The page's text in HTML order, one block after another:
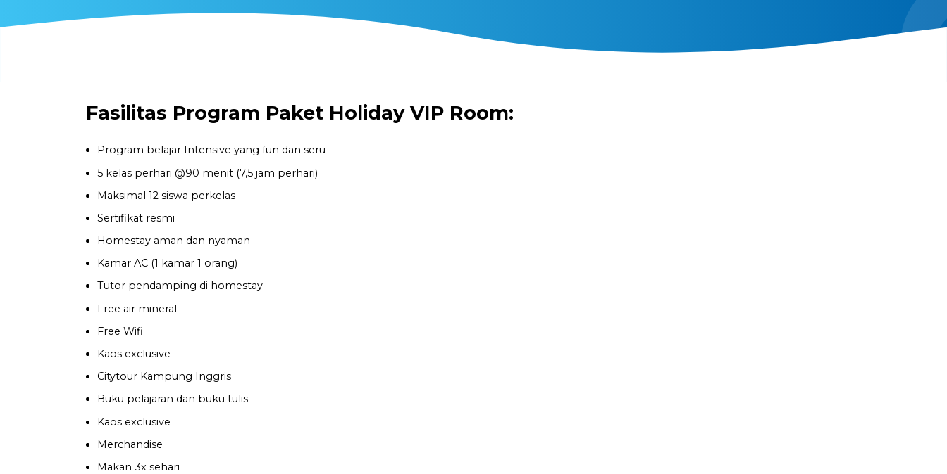
Fasilitas Program Paket Holiday VIP Room:
Program belajar Intensive yang fun dan seru
5 kelas perhari @90 menit (7,5 jam perhari)
Maksimal 12 siswa perkelas
Sertifikat resmi
Homestay aman dan nyaman
Kamar AC (1 kamar 1 orang)
Tutor pendamping di homestay
Free air mineral
Free Wifi
Kaos exclusive
Citytour Kampung Inggris
Buku pelajaran dan buku tulis
Kaos exclusive
Merchandise
Makan 3x sehari